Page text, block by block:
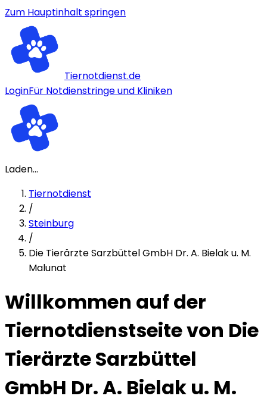
Zum Hauptinhalt springen
Tiernotdienst.de
LoginFür Notdienstringe und Kliniken
Laden...
Tiernotdienst
/
Steinburg
/
Die Tierärzte Sarzbüttel GmbH Dr. A. Bielak u. M.
Malunat
Willkommen auf der
Tiernotdienstseite von Die
Tierärzte Sarzbüttel
GmbH Dr. A. Bielak u. M.